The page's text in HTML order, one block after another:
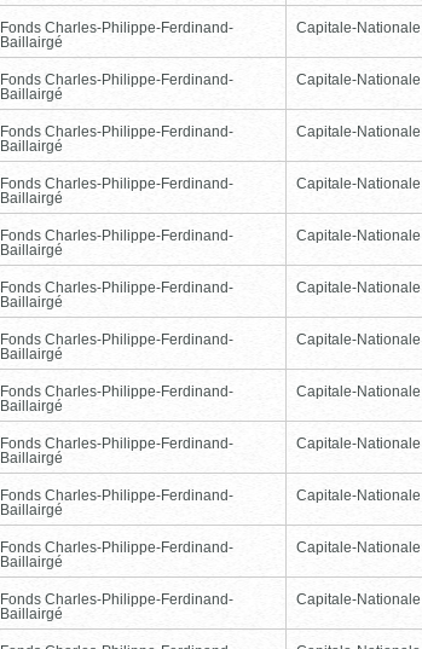
Fonds Charles-Philippe-Ferdinand-
Baillairgé
Capitale-Nationale
Fonds Charles-Philippe-Ferdinand-
Baillairgé
Capitale-Nationale
Fonds Charles-Philippe-Ferdinand-
Baillairgé
Capitale-Nationale
Fonds Charles-Philippe-Ferdinand-
Baillairgé
Capitale-Nationale
Fonds Charles-Philippe-Ferdinand-
Baillairgé
Capitale-Nationale
Fonds Charles-Philippe-Ferdinand-
Baillairgé
Capitale-Nationale
Fonds Charles-Philippe-Ferdinand-
Baillairgé
Capitale-Nationale
Fonds Charles-Philippe-Ferdinand-
Baillairgé
Capitale-Nationale
Fonds Charles-Philippe-Ferdinand-
Baillairgé
Capitale-Nationale
Fonds Charles-Philippe-Ferdinand-
Baillairgé
Capitale-Nationale
Fonds Charles-Philippe-Ferdinand-
Baillairgé
Capitale-Nationale
Fonds Charles-Philippe-Ferdinand-
Baillairgé
Capitale-Nationale